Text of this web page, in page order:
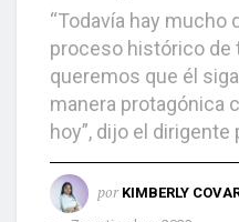
“Todavía hay mucho
proceso histórico de
queremos que él
manera protagónica
hoy”, dijo el dirigente
por KIMBERLY